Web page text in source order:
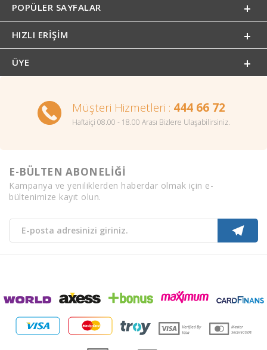
POPÜLER SAYFALAR
HIZLI ERIŞIM
ÜYE
Müşteri Hizmetleri : 444 66 72
Haftaiçi 08.00 - 18.00 Arası Bizlere Ulaşabilirsiniz.
E-BÜLTEN ABONELİĞİ
Kampanya ve yeniliklerden haberdar olmak için e-
bültenimize kayıt olun.